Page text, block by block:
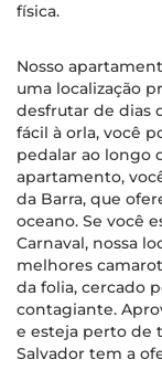
física.
Nosso
uma localização
desfrutar de dias
fácil à orla, você
pedalar ao longo
apartamento,
da Barra, que
oceano. Se você
Carnaval, nossa
melhores
da folia, cercado
contagiante.
e esteja perto de
Salvador tem a